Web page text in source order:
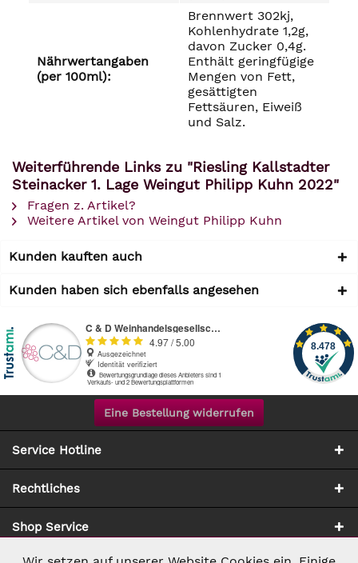
Nährwertangaben
(per 100ml):
Brennwert 302kj,
Kohlenhydrate 1,2g,
davon Zucker 0,4g.
Enthält geringfügige
Mengen von Fett,
gesättigten
Fettsäuren, Eiweiß
und Salz.
Weiterführende Links zu "Riesling Kallstadter
Steinacker 1. Lage Weingut Philipp Kuhn 2022"
Fragen z. Artikel?
Weitere Artikel von Weingut Philipp Kuhn
Kunden kauften auch
Kunden haben sich ebenfalls angesehen
Eine Bestellung widerrufen
Service Hotline
Rechtliches
Shop Service
Aktiv